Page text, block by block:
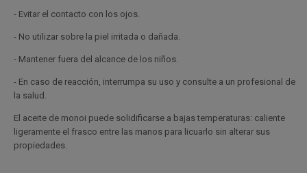
- Evitar el contacto con los ojos.
- No utilizar sobre la piel irritada o dañada.
- Mantener fuera del alcance de los niños.
- En caso de reacción, interrumpa su uso y consulte a un profesional de
la salud.
El aceite de monoi puede solidificarse a bajas temperaturas: caliente
ligeramente el frasco entre las manos para licuarlo sin alterar sus
propiedades.